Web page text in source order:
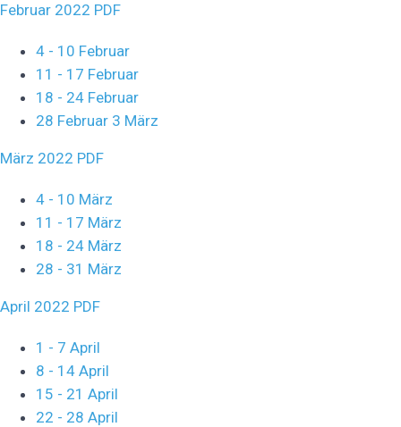
Februar 2022 PDF
4 - 10 Februar
11 - 17 Februar
18 - 24 Februar
28 Februar 3 März
März 2022 PDF
4 - 10 März
11 - 17 März
18 - 24 März
28 - 31 März
April 2022 PDF
1 - 7 April
8 - 14 April
15 - 21 April
22 - 28 April